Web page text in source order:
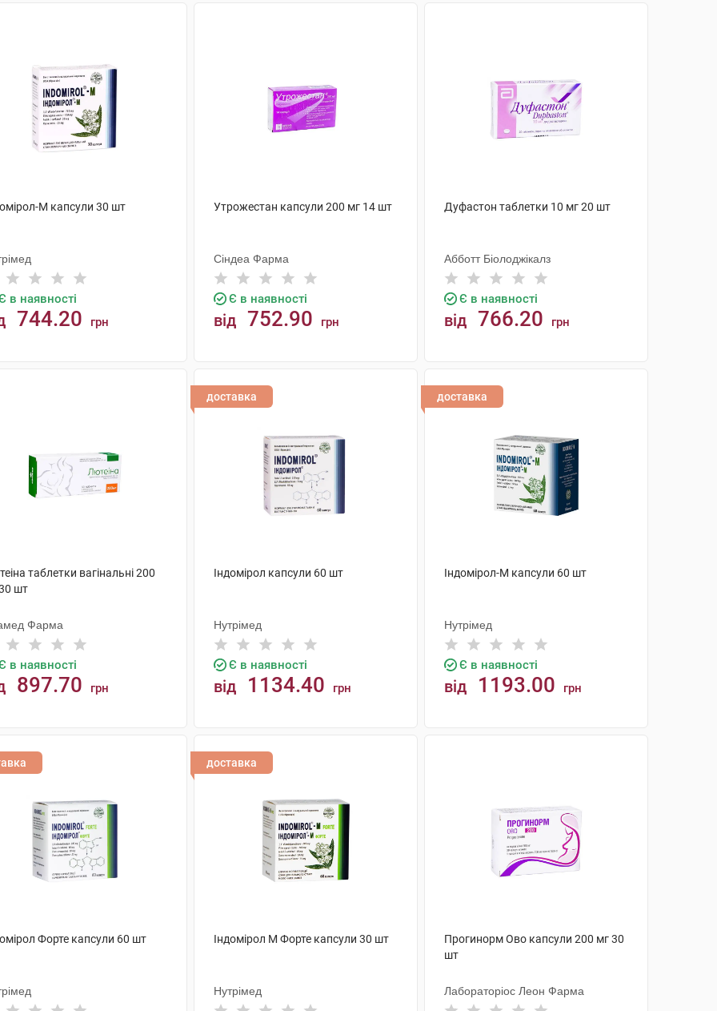
М капсули 30 шт
в наявності
744.20 грн
Утрожестан капсули 200 мг 14 шт
Сіндеа Фарма
Є в наявності
від 752.90 грн
Дуфастон таблетки 10 мг 20 шт
Абботт Біолоджікалз
Є в наявності
від 766.20 грн
таблетки вагінальні 200
шт
Фарма
в наявності
897.70 грн
доставка
Індомірол капсули 60 шт
Нутрімед
Є в наявності
від 1134.40 грн
доставка
Індомірол-М капсули 60 шт
Нутрімед
Є в наявності
від 1193.00 грн
Форте капсули 60 шт
доставка
Індомірол М Форте капсули 30 шт
Нутрімед
Прогинорм Ово капсули 200 мг 30
шт
Лабораторіос Леон Фарма